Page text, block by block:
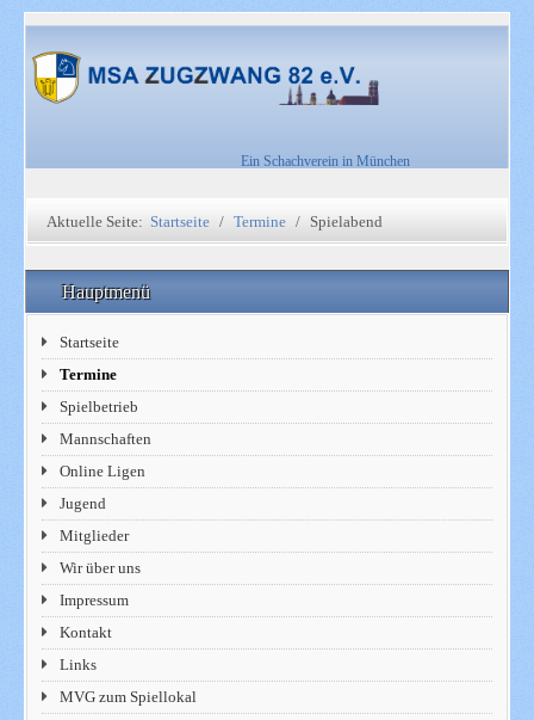
Ein Schachverein in München
Aktuelle Seite: Startseite Termine Spielabend
Hauptmenü
Startseite
Termine
Spielbetrieb
Mannschaften
Online Ligen
Jugend
Mitglieder
Wir über uns
Impressum
Kontakt
Links
MVG zum Spiellokal